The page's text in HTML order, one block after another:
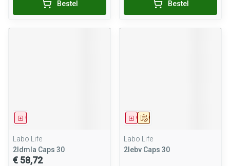
Bestel Bestel
Geneesmiddel
Labo Life
2ldmla Caps 30
€ 58,72
Op voorschrift
Geneesmiddel
Labo Life
2lebv Caps 30